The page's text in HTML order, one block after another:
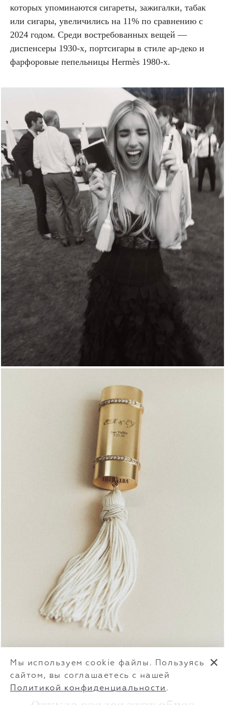
которых упоминаются сигареты, зажигалки, табак
или сигары, увеличились на 11% по сравнению с
2024 годом. Среди востребованных вещей —
диспенсеры 1930-х, портсигары в стиле ар-деко и
фарфоровые пепельницы Hermès 1980-х.
jujuverastudio
Мы используем cookie файлы. Пользуясь
сайтом, вы соглашаетесь с нашей
Политикой конфиденциальности .
✕